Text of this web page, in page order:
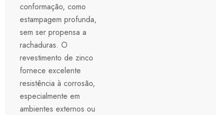
conformação, como
estampagem profunda,
sem ser propensa a
rachaduras. O
revestimento de zinco
fornece excelente
resistência à corrosão,
especialmente em
ambientes externos ou